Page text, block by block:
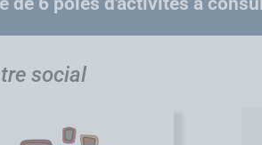
social